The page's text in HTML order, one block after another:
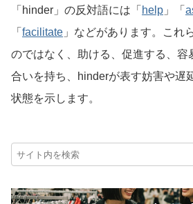
「hinder」の反対語には「 help 」「
「 facilitate 」などがあります。これ
のではなく、助ける、促進する、容
合いを持ち、hinderが表す妨害や遅
状態を示します。